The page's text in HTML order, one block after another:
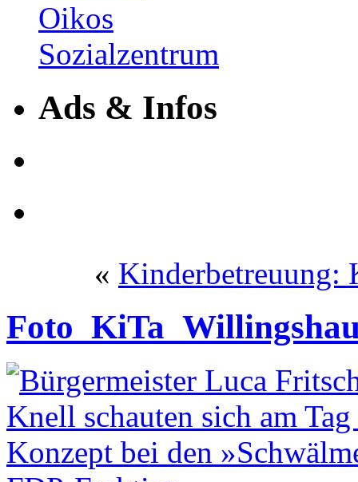
Ads & Infos
« Kinderbetreuung: